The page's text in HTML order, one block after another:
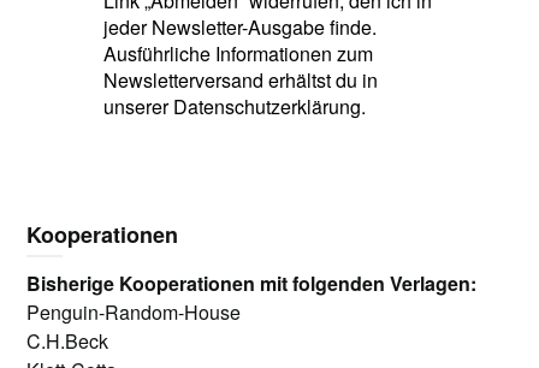
jeder Newsletter-Ausgabe finde.
Ausführliche Informationen zum
Newsletterversand erhältst du in
unserer Datenschutzerklärung.
Kooperationen
Bisherige Kooperationen mit folgenden Verlagen:
Penguin-Random-House
C.H.Beck